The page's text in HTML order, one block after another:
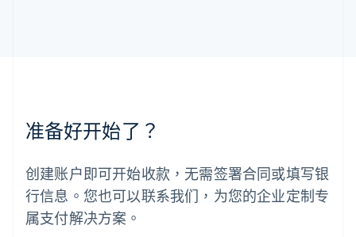
准备好开始了？
创建账户即可开始收款，无需签署合同或填写银
行信息。您也可以联系我们，为您的企业定制专
属支付解决方案。
挪威
葡萄牙
Português English
日本
日本語English
瑞典